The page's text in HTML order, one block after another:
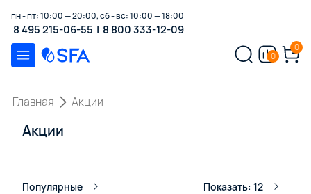
пн - пт: 10:00 — 20:00, сб - вс: 10:00 — 18:00
8 495 215-06-55 | 8 800 333-12-09
0
0
Главная Акции
Акции
Популярные Показать: 12